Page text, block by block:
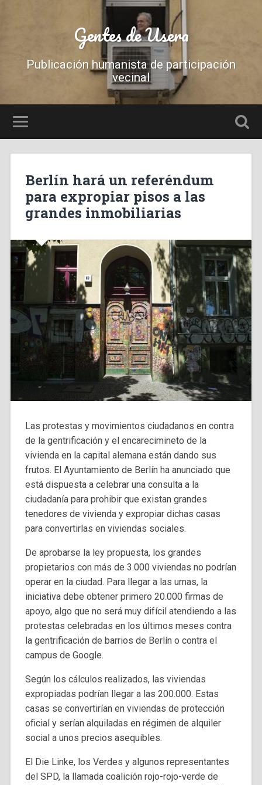
Gentes de Usera
Publicación humanista de participación
vecinal
Berlín hará un referéndum
para expropiar pisos a las
grandes inmobiliarias
Las protestas y movimientos ciudadanos en contra
de la gentrificación y el encarecimineto de la
vivienda en la capital alemana están dando sus
frutos. El Ayuntamiento de Berlín ha anunciado que
está dispuesta a celebrar una consulta a la
ciudadanía para prohibir que existan grandes
tenedores de vivienda y expropiar dichas casas
para convertirlas en viviendas sociales.
De aprobarse la ley propuesta, los grandes
propietarios con más de 3.000 viviendas no podrían
operar en la ciudad. Para llegar a las urnas, la
iniciativa debe obtener primero 20.000 firmas de
apoyo, algo que no será muy difícil atendiendo a las
protestas celebradas en los últimos meses contra
la gentrificación de barrios de Berlín o contra el
campus de Google.
Según los cálculos realizados, las viviendas
expropiadas podrían llegar a las 200.000. Estas
casas se convertirían en viviendas de protección
oficial y serían alquiladas en régimen de alquiler
social a unos precios asequibles.
El Die Linke, los Verdes y algunos representantes
del SPD, la llamada coalición rojo-rojo-verde de